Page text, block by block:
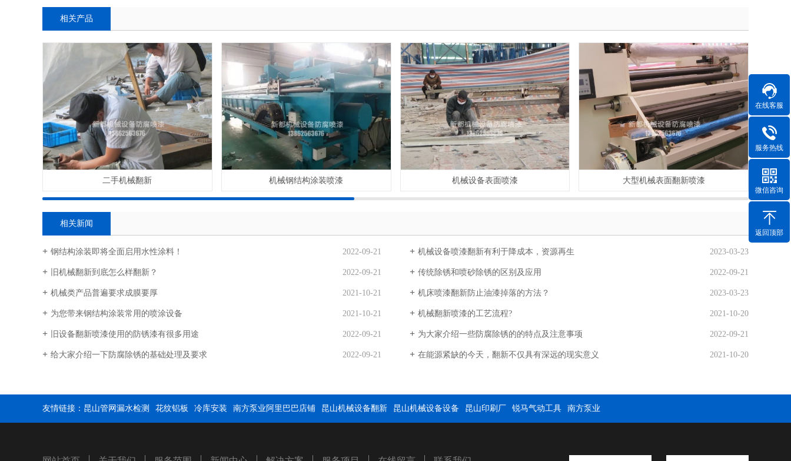
相关产品
二手机械翻新 机械钢结构涂装喷漆 机械设备表面喷漆 大型机械表面翻新喷漆
相关新闻
钢结构涂装即将全面启用水性涂料！ 2022-09-21 机械设备喷漆翻新有利于降成本，资源再生 2023-03-23
旧机械翻新到底怎么样翻新？ 2022-09-21 传统除锈和喷砂除锈的区别及应用 2022-09-21
机械类产品普遍要求成膜要厚 2021-10-21 机床喷漆翻新防止油漆掉落的方法？ 2023-03-23
为您带来钢结构涂装常用的喷涂设备 2021-10-21 机械翻新喷漆的工艺流程? 2021-10-20
旧设备翻新喷漆使用的防锈漆有很多用途 2022-09-21 为大家介绍一些防腐除锈的的特点及注意事项 2022-09-21
给大家介绍一下防腐除锈的基础处理及要求 2022-09-21 在能源紧缺的今天，翻新不仅具有深远的现实意义 2021-10-20
友情链接： 昆山管网漏水检测 花纹铝板 冷库安装 南方泵业阿里巴巴店铺 昆山机械设备翻新 昆山机械设备设备 昆山印刷厂 锐马气动工具 南方泵业
在线客服
服务热线
微信咨询
返回顶部